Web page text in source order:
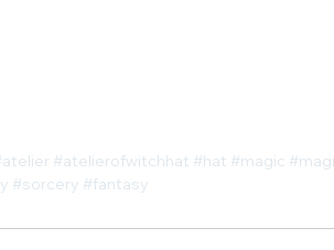
#atelierofwitchhat #hat #magic
#sorcery #fantasy